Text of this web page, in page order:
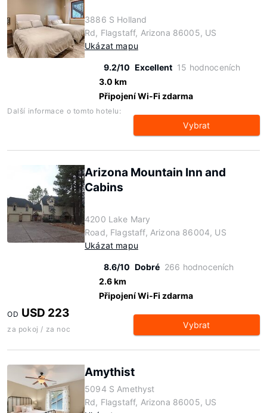
3886 S Holland
Rd, Flagstaff, Arizona 86005, US
Ukázat mapu
9.2/10 Excellent 15 hodnoceních
3.0 km
Připojení Wi-Fi zdarma
Další informace o tomto hotelu:
Vybrat
Arizona Mountain Inn and
Cabins
4200 Lake Mary
Road, Flagstaff, Arizona 86004, US
Ukázat mapu
8.6/10 Dobré 266 hodnoceních
2.6 km
Připojení Wi-Fi zdarma
OD USD 223
za pokoj / za noc Vybrat
Amythist
5094 S Amethyst
Rd, Flagstaff, Arizona 86005, US